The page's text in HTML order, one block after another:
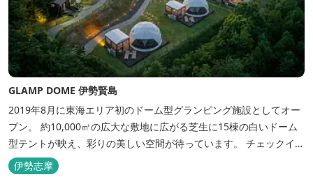
GLAMP DOME 伊勢賢島
2019年8月に東海エリア初のドーム型グランピング施設としてオー
プン。 約10,000㎡の広大な敷地に広がる芝生に15棟の白いドーム
型テントが映え、彩りの美しい空間が待っています。 チェックイン
後は『ハーゲンダッツ食べ放題』 夕食は松阪牛や伊勢海老を贅沢に
使用した「三重ブランドBBQプラン」や、1人前350ｇと食べ応え
伊勢志摩